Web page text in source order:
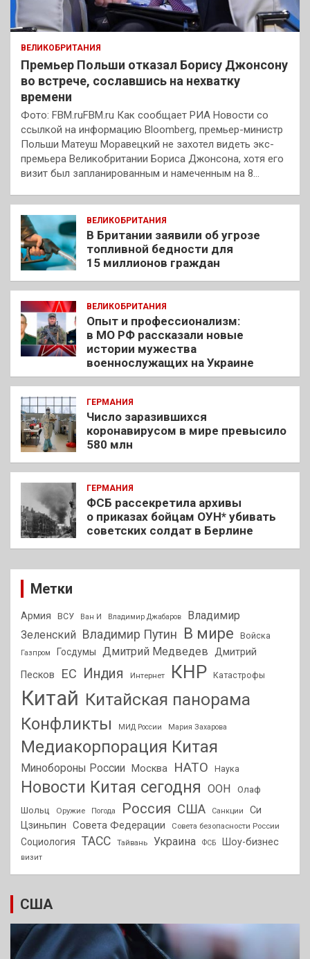
ВЕЛИКОБРИТАНИЯ
Премьер Польши отказал Борису Джонсону
во встрече, сославшись на нехватку
времени
Фото: FBM.ruFBM.ru Как сообщает РИА Новости со
ссылкой на информацию Bloomberg, премьер-министр
Польши Матеуш Моравецкий не захотел видеть экс-
премьера Великобритании Бориса Джонсона, хотя его
визит был запланированным и намеченным на 8…
ВЕЛИКОБРИТАНИЯ
В Британии заявили об угрозе
топливной бедности для
15 миллионов граждан
ВЕЛИКОБРИТАНИЯ
Опыт и профессионализм:
в МО РФ рассказали новые
истории мужества
военнослужащих на Украине
ГЕРМАНИЯ
Число заразившихся
коронавирусом в мире превысило
580 млн
ГЕРМАНИЯ
ФСБ рассекретила архивы
о приказах бойцам ОУН* убивать
советских солдат в Берлине
Метки
Армия ВСУ Ван И Владимир Джабаров
Владимир
Зеленский
Владимир Путин В мире Войска
Газпром Госдумы Дмитрий Медведев Дмитрий
Песков
ЕС Индия Интернет КНР Катастрофы
Китай Китайская панорама
Конфликты
МИД России Мария Захарова
Медиакорпорация Китая
Минобороны России Москва НАТО Наука
Новости Китая сегодня ООН
Олаф
Шольц
Оружие Погода Россия США Санкции
Си
Цзиньпин Совета Федерации Совета безопасности России
Социология ТАСС Тайвань Украина ФСБ Шоу-бизнес
визит
США